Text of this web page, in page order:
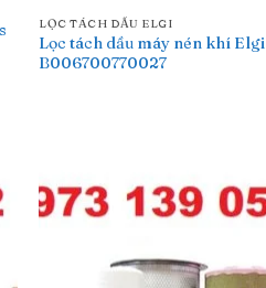
LỌC TÁCH DẦU ELGI
Lọc tách dầu máy nén khí Elgi
B006700770027